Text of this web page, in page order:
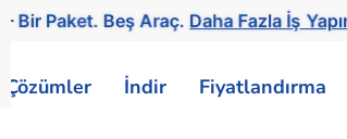
— Bir Paket. Beş Araç.Daha Fazla İş
Çözümler İndir Fiyatlandırma